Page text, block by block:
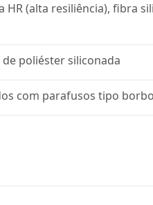
(alta resiliência), fibra
poliéster siliconada
com parafusos tipo